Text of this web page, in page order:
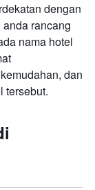
dengan
rancang
nama hotel
dan
tersebut.